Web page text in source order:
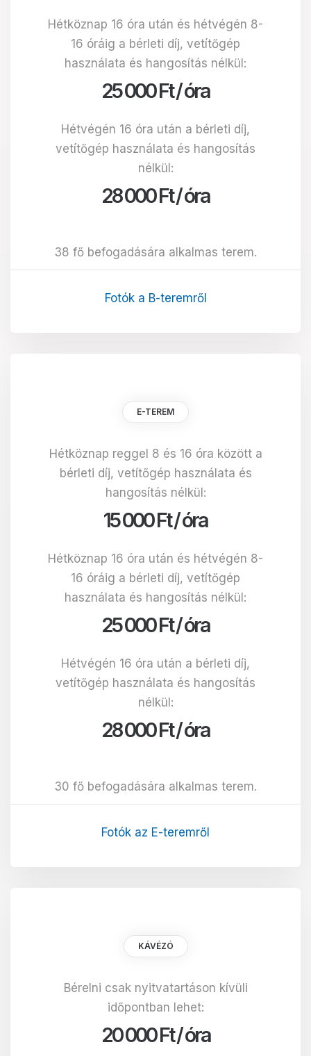
Hétköznap 16 óra után és hétvégén 8-
16 óráig a bérleti díj, vetítőgép
használata és hangosítás nélkül:
25 000 Ft / óra
Hétvégén 16 óra után a bérleti díj,
vetítőgép használata és hangosítás
nélkül:
28 000 Ft / óra
38 fő befogadására alkalmas terem.
Fotók a B-teremről
E-TEREM
Hétköznap reggel 8 és 16 óra között a
bérleti díj, vetítőgép használata és
hangosítás nélkül:
15 000 Ft / óra
Hétköznap 16 óra után és hétvégén 8-
16 óráig a bérleti díj, vetítőgép
használata és hangosítás nélkül:
25 000 Ft / óra
Hétvégén 16 óra után a bérleti díj,
vetítőgép használata és hangosítás
nélkül:
28 000 Ft / óra
30 fő befogadására alkalmas terem.
Fotók az E-teremről
KÁVÉZÓ
Bérelni csak nyitvatartáson kívüli
időpontban lehet:
20 000 Ft / óra